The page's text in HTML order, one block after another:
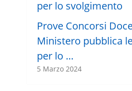
Prove Concorsi
Ministero pubblica
per lo …
5 Marzo 2024